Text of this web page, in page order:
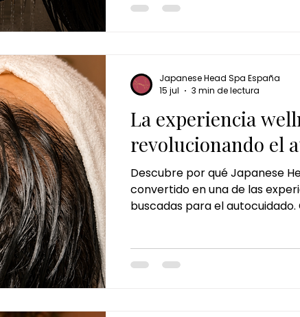
Spa es una excelente opción
La experiencia
revolucionando el
Descubre por qué Japanese
convertido en una de las
buscadas para el autocuidado.
desconectar del estrés y
Japanese Head Spa España
15 jul
3 min de lectura